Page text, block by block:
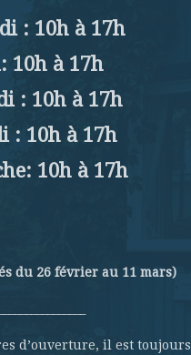
: 10h à 17h
10h à 17h
: 10h à 17h
: 10h à 17h
10h à 17h
du 26 février au 11 mars)
d’ouverture, il est toujours